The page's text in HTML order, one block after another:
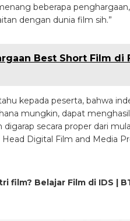
beberapa
dengan dunia film sih.”
Best Short Film di
kepada peserta, bahwa
mungkin, dapat
secara proper dari
Digital Film and Media
Belajar Film di IDS |